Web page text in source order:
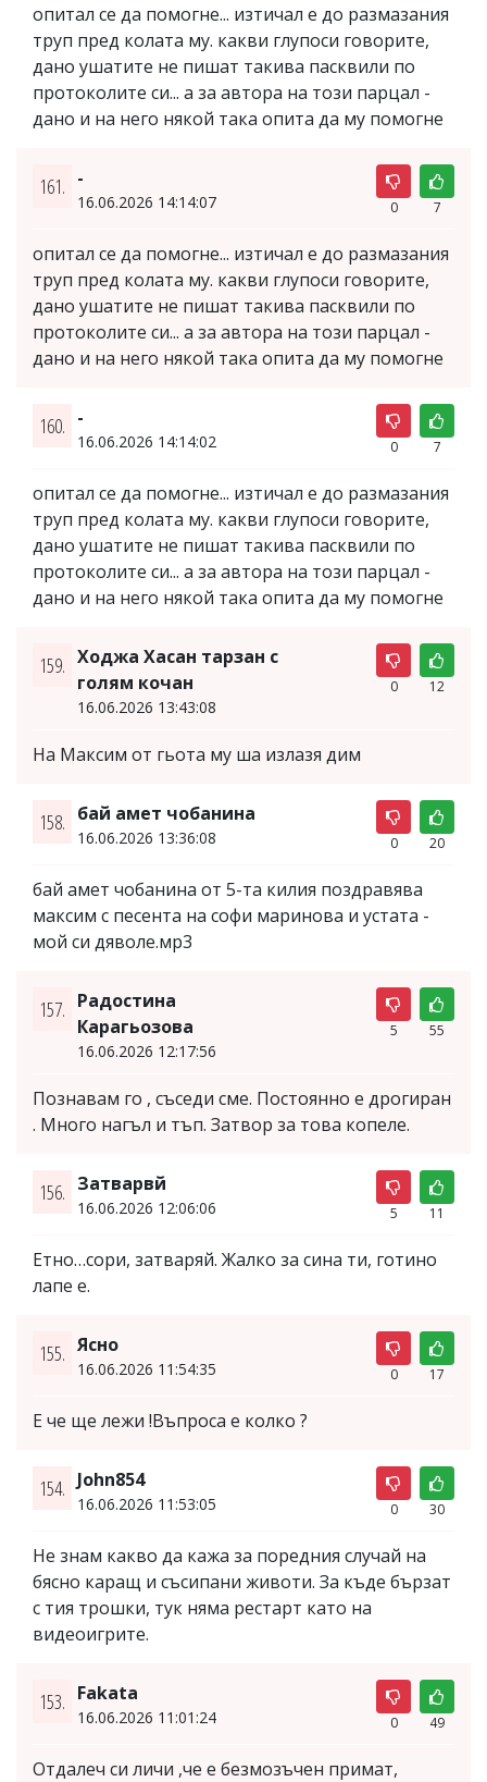
опитал се да помогне... изтичал е до размазания
труп пред колата му. какви глупоси говорите,
дано ушатите не пишат такива пасквили по
протоколите си... а за автора на този парцал -
дано и на него някой така опита да му помогне
161. -
16.06.2026 14:14:07 0 7
опитал се да помогне... изтичал е до размазания
труп пред колата му. какви глупоси говорите,
дано ушатите не пишат такива пасквили по
протоколите си... а за автора на този парцал -
дано и на него някой така опита да му помогне
160. -
16.06.2026 14:14:02 0 7
опитал се да помогне... изтичал е до размазания
труп пред колата му. какви глупоси говорите,
дано ушатите не пишат такива пасквили по
протоколите си... а за автора на този парцал -
дано и на него някой така опита да му помогне
159. Ходжа Хасан тарзан с
голям кочан
16.06.2026 13:43:08
0 12
На Максим от гьота му ша излазя дим
158. бай амет чобанина
16.06.2026 13:36:08 0 20
бай амет чобанина от 5-та килия поздравява
максим с песента на софи маринова и устата -
мой си дяволе.мp3
157. Радостина
Карагьозова
16.06.2026 12:17:56
5 55
Познавам го , съседи сме. Постоянно е дрогиран
. Много нагъл и тъп. Затвор за това копеле.
156. Затварвй
16.06.2026 12:06:06 5 11
Етно…сори, затваряй. Жалко за сина ти, готино
лапе е.
155. Ясно
16.06.2026 11:54:35 0 17
Е че ще лежи !Въпроса е колко ?
154. John854
16.06.2026 11:53:05 0 30
Не знам какво да кажа за поредния случай на
бясно каращ и съсипани животи. За къде бързат
с тия трошки, тук няма рестарт като на
видеоигрите.
153. Fakata
16.06.2026 11:01:24 0 49
Отдалеч си личи ,че е безмозъчен примат,